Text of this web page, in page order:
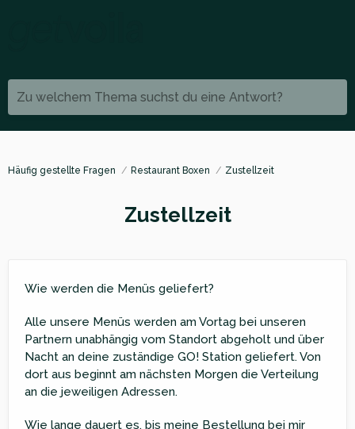
Zu welchem Thema suchst du eine Antwort?
Häufig gestellte Fragen Restaurant Boxen Zustellzeit
Zustellzeit
Wie werden die Menüs geliefert?
Alle unsere Menüs werden am Vortag bei unseren
Partnern unabhängig vom Standort abgeholt und über
Nacht an deine zuständige GO! Station geliefert. Von
dort aus beginnt am nächsten Morgen die Verteilung
an die jeweiligen Adressen.
Wie lange dauert es, bis meine Bestellung bei mir